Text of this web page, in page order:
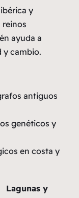
y
reinos
ayuda a
y cambio.
antiguos
genéticos y
en costa y
Lagunas y